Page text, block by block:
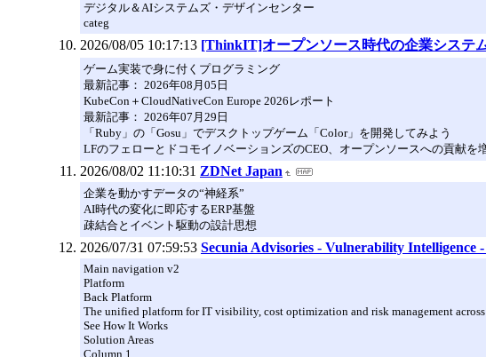
デジタル＆AIシステムズ・デザインセンター
categ
2026/08/05 10:17:13 [ThinkIT]オープンソース時代の企業システ
ゲーム実装で身に付くプログラミング
最新記事： 2026年08月05日
KubeCon＋CloudNativeCon Europe 2026レポート
最新記事： 2026年07月29日
「Ruby」の「Gosu」でデスクトップゲーム「Color」を開発してみよう
LFのフェローとドコモイノベーションズのCEO、オープンソースへの貢献を
2026/08/02 11:10:31 ZDNet Japan
企業を動かすデータの“神経系”
AI時代の変化に即応するERP基盤
疎結合とイベント駆動の設計思想
2026/07/31 07:59:53 Secunia Advisories - Vulnerability Intelligence -
Main navigation v2
Platform
Back Platform
The unified platform for IT visibility, cost optimization and risk management across
See How It Works
Solution Areas
Column 1